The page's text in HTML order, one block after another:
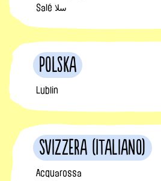
Salé سلا
Polska
Lublin
Svizzera (Italiano)
Acquarossa